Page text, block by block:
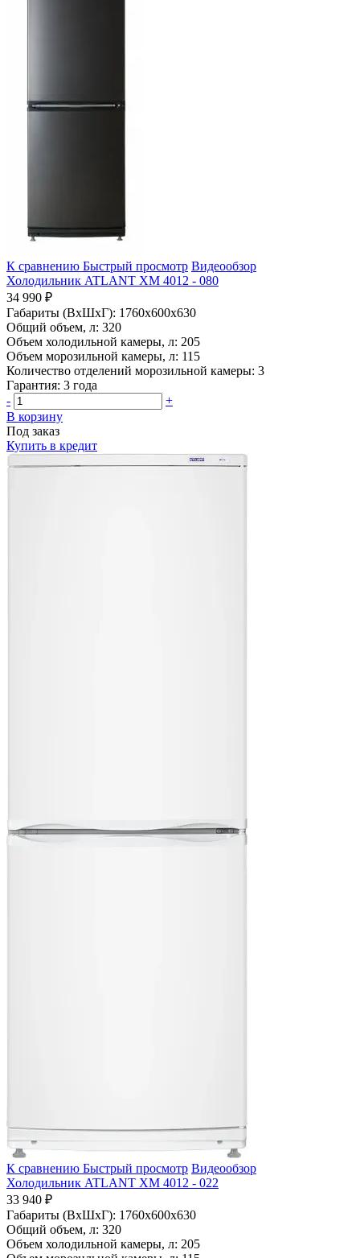
К сравнению Быстрый просмотр Видеообзор
Холодильник ATLANT ХМ 4012 - 080
34 990 ₽
Габариты (ВхШхГ): 1760x600x630
Общий объем, л: 320
Объем холодильной камеры, л: 205
Объем морозильной камеры, л: 115
Количество отделений морозильной камеры: 3
Гарантия: 3 года
-
+
В корзину
Под заказ
Купить в кредит
К сравнению Быстрый просмотр Видеообзор
Холодильник ATLANT ХМ 4012 - 022
33 940 ₽
Габариты (ВхШхГ): 1760x600x630
Общий объем, л: 320
Объем холодильной камеры, л: 205